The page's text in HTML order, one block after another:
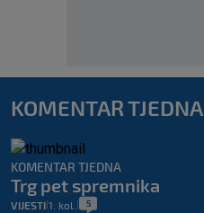
KOMENTAR TJEDNA
KOMENTAR TJEDNA
Trg pet spremnika
VIJESTI 1. kol. 5